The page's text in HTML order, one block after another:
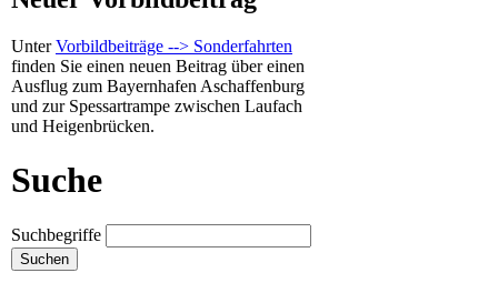
UnterVorbildbeiträge --> Sonderfahrten
finden Sie einen neuen Beitrag über einen
Ausflug zum Bayernhafen Aschaffenburg
und zur Spessartrampe zwischen Laufach
und Heigenbrücken.
Suche
Suchbegriffe